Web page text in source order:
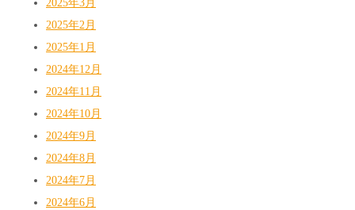
2025年3月
2025年2月
2025年1月
2024年12月
2024年11月
2024年10月
2024年9月
2024年8月
2024年7月
2024年6月